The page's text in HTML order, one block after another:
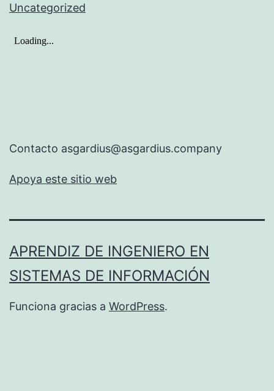
Uncategorized
Contacto asgardius@asgardius.company
Apoya este sitio web
APRENDIZ DE INGENIERO EN
SISTEMAS DE INFORMACIÓN
Funciona gracias a WordPress.